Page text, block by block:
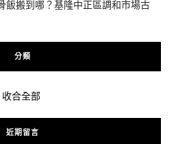
飯搬到哪？基隆中正區調和市場古
分類
收合全部
近期留言